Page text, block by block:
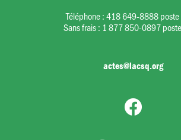
Téléphone :418 649-8888
Sans frais : 1 877 850-0897
actes@lacsq.org